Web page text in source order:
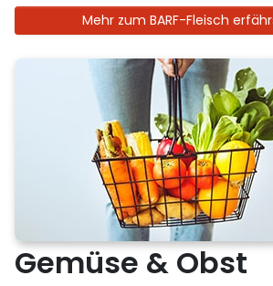
Mehr zum BARF-Fleisch
Gemüse & Obst